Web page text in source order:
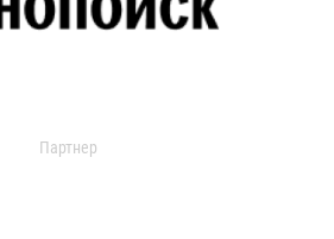
Партнер